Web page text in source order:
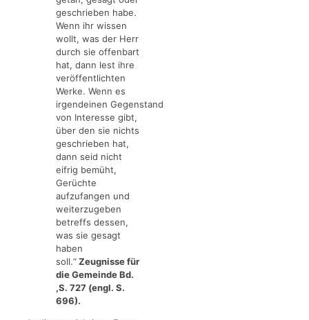
geschrieben habe.
Wenn ihr wissen
wollt, was der Herr
durch sie offenbart
hat, dann lest ihre
veröffentlichten
Werke. Wenn es
irgendeinen Gegenstand
von Interesse gibt,
über den sie nichts
geschrieben hat,
dann seid nicht
eifrig bemüht,
Gerüchte
aufzufangen und
weiterzugeben
betreffs dessen,
was sie gesagt
haben
soll.“Zeugnisse für
die Gemeinde Bd.
,S. 727 (engl. S.
696).